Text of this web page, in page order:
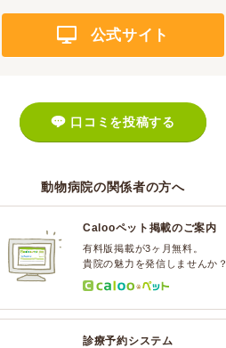
公式サイト
口コミを投稿する
動物病院の関係者の方へ
Calooペット掲載のご案内
有料版掲載が3ヶ月無料。
貴院の魅力を発信しませんか？
診療予約システム